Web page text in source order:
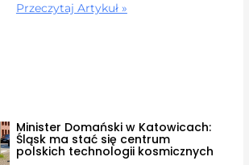
Przeczytaj Artykuł »
Minister Domański w Katowicach:
Śląsk ma stać się centrum
polskich technologii kosmicznych